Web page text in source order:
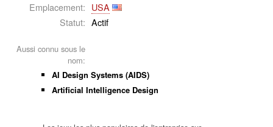
Emplacement: USA
Statut: Actif
Aussi connu sous le
nom:
AI Design Systems (AIDS)
Artificial Intelligence Design